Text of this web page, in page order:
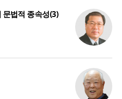
법적 종속성(3)